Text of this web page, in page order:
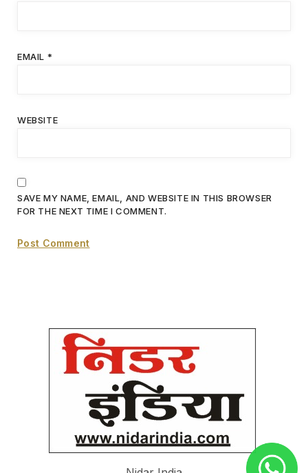
EMAIL *
WEBSITE
SAVE MY NAME, EMAIL, AND WEBSITE IN THIS BROWSER
FOR THE NEXT TIME I COMMENT.